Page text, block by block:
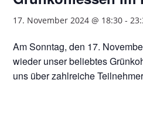
17. November 2024 @ 18:30 -
Am Sonntag, den 17.
wieder unser beliebtes
uns über zahlreiche